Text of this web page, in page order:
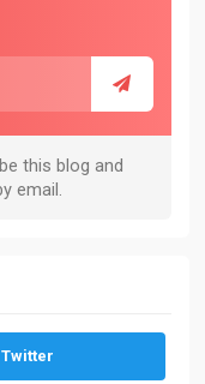
Twitter